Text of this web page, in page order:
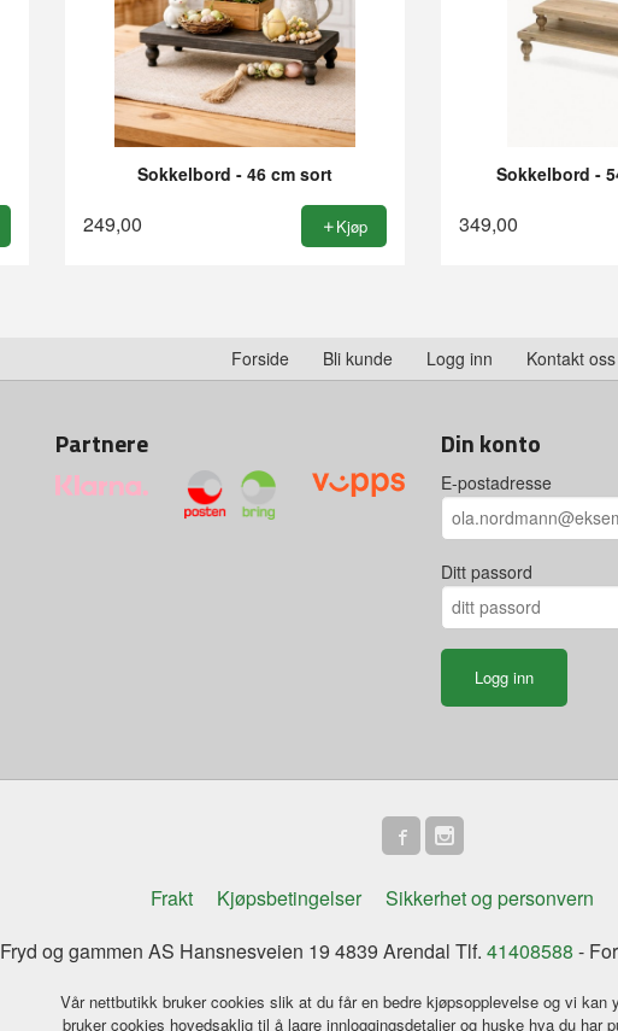
Sokkelbord - 46 cm sort
249,00 Kjøp
Sokkelbord -
349,00
Forside Bli kunde Logg inn Kontakt oss
Partnere Din konto
E-postadresse
Ditt passord
Frakt Kjøpsbetingelser Sikkerhet og personvern
Fryd og gammen AS Hansnesveien 19 4839 Arendal Tlf. 41408588 -
Vår nettbutikk bruker cookies slik at du får en bedre kjøpsopplevelse og vi kan
bruker cookies hovedsaklig til å lagre innloggingsdetaljer og huske hva du har